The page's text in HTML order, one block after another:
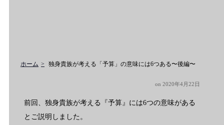
ホーム 独身貴族が考える「予算」の意味には6つある〜後編〜
on 2020年4月22日
前回、独身貴族が考える『予算』には6つの意味がある
とご説明しました。